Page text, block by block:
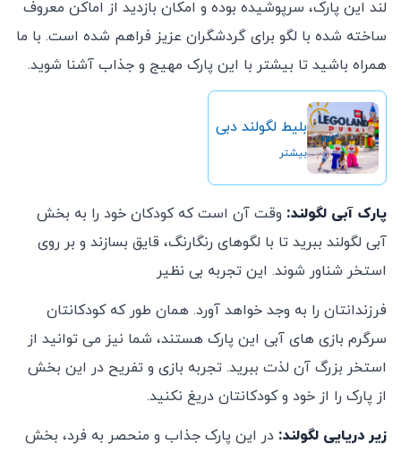
لند این پارک، سرپوشیده بوده و امکان بازدید از اماکن معروف
ساخته شده با لگو برای گردشگران عزیز فراهم شده است. با ما
همراه باشید تا بیشتر با این پارک مهیج و جذاب آشنا شوید.
بلیط لگولند دبی
بیشتر
پارک آبی لگولند: وقت آن است که کودکان خود را به بخش
آبی لگولند ببرید تا با لگوهای رنگارنگ، قایق بسازند و بر روی
استخر شناور شوند. این تجربه بی نظیر
فرزندانتان را به وجد خواهد آورد. همان طور که کودکانتان
سرگرم بازی های آبی این پارک هستند، شما نیز می توانید از
استخر بزرگ آن لذت ببرید. تجربه بازی و تفریح در این بخش
از پارک را از خود و کودکانتان دریغ نکنید.
زیر دریایی لگولند: در این پارک جذاب و منحصر به فرد، بخش